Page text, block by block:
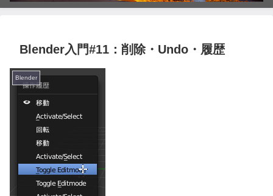
Blender入門#11：削除・Undo・履歴
Blender